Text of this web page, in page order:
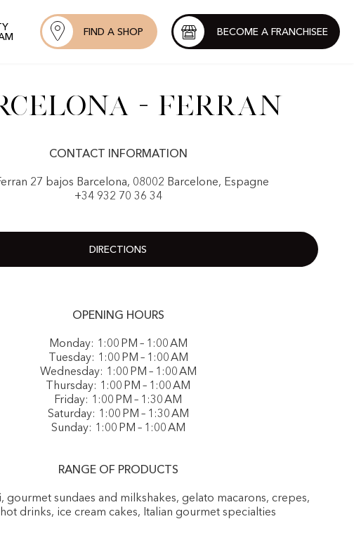
FIND A SHOP BECOME A FRANCHISEE
- Ferran
CONTACT INFORMATION
27 bajos Barcelona, 08002 Barcelone, Espagne
+34 932 70 36 34
DIRECTIONS
OPENING HOURS
Monday: 1:00 PM – 1:00 AM
Tuesday: 1:00 PM – 1:00 AM
Wednesday: 1:00 PM – 1:00 AM
Thursday: 1:00 PM – 1:00 AM
Friday: 1:00 PM – 1:30 AM
Saturday: 1:00 PM – 1:30 AM
Sunday: 1:00 PM – 1:00 AM
RANGE OF PRODUCTS
gourmet sundaes and milkshakes, gelato macarons, crepes,
drinks, ice cream cakes, Italian gourmet specialties